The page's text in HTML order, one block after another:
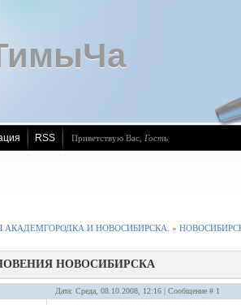
RSS Приветствую Вас Гость
АКАДЕМГОРОДКА И НОВОСИБИРСКА. »
НОВОСИБИРСКА
Дата: Среда, 08.10.2008, 12:16 | Сообщение # 1